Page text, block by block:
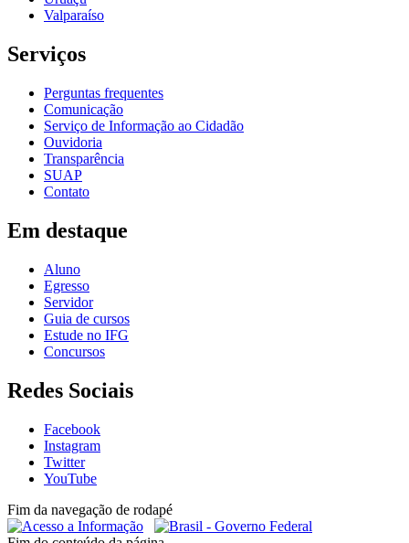
Valparaíso
Serviços
Perguntas frequentes
Comunicação
Serviço de Informação ao Cidadão
Ouvidoria
Transparência
SUAP
Contato
Em destaque
Aluno
Egresso
Servidor
Guia de cursos
Estude no IFG
Concursos
Redes Sociais
Facebook
Instagram
Twitter
YouTube
Fim da navegação de rodapé